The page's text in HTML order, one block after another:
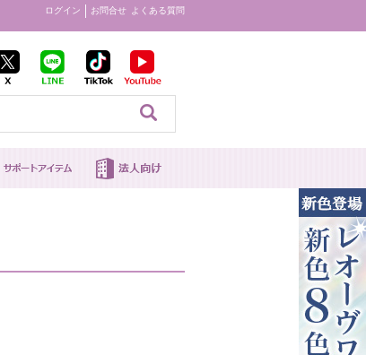
ログイン お問合せ よくある質問